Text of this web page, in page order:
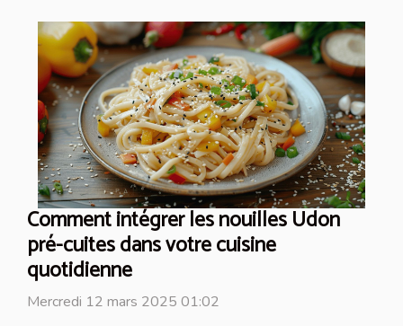
Comment intégrer les nouilles Udon
pré-cuites dans votre cuisine
quotidienne
Mercredi 12 mars 2025 01:02